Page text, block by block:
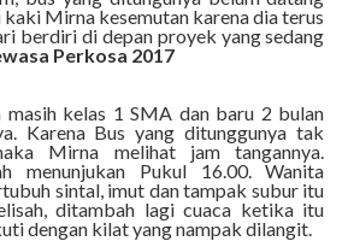
kaki Mirna kesemutan karena dia terus
berdiri di depan proyek yang sedang
Perkosa 2017
kelas 1 SMA dan baru 2 bulan
Karena Bus yang ditunggunya tak
Mirna melihat jam tangannya.
menunjukan Pukul 16.00. Wanita
sintal, imut dan tampak subur itu
ditambah lagi cuaca ketika itu
dengan kilat yang nampak dilangit.